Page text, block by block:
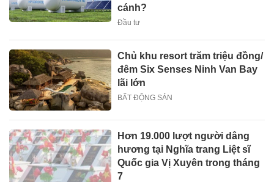
cánh?
Đầu tư
Chủ khu resort trăm triệu đồng/
đêm Six Senses Ninh Van Bay
lãi lớn
BẤT ĐỘNG SẢN
Hơn 19.000 lượt người dâng
hương tại Nghĩa trang Liệt sĩ
Quốc gia Vị Xuyên trong tháng
7